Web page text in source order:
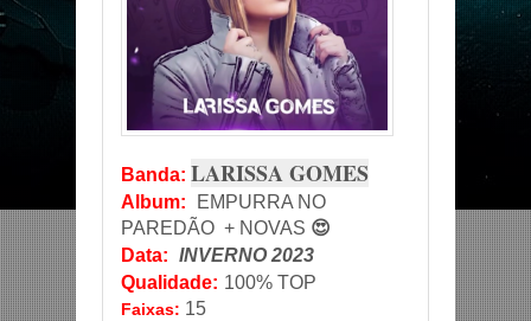
Banda: LARISSA GOMES
Album:
EMPURRA NO
PAREDÃO + NOVAS 😍
Data: INVERNO 2023
Qualidade: 100% TOP
Faixas: 15